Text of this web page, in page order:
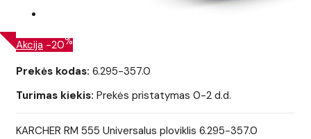
Akcija -20%
Prekės kodas: 6.295-357.0
Turimas kiekis: Prekės pristatymas 0-2 d.d.
KARCHER RM 555 Universalus ploviklis 6.295-357.0